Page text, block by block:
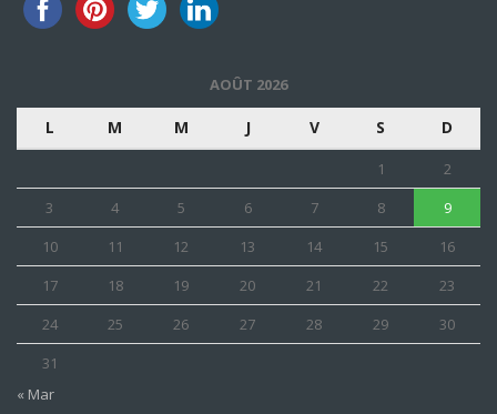
AOÛT 2026
L M M J V S D
1
2
3
4 5 6 7 8
9
10
11 12 13 14 15
16
17
18 19 20 21 22
23
24
25 26 27 28 29
30
31
« Mar